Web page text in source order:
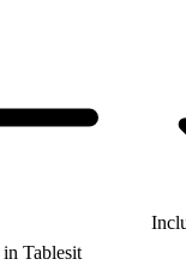
in Tablesit